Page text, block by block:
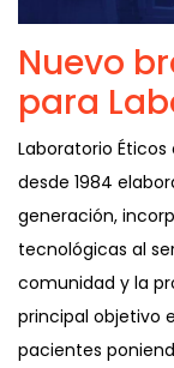
Nuevo
para
Laboratorio
desde 1984
generación,
tecnológicas al
comunidad y la
principal objetivo
pacientes